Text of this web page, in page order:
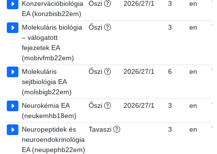
Konzervációbiológia
EA (konzbisb22em)
Őszi 2026/27/1 3 en 7
Molekuláris biológia
– válogatott
fejezetek EA
(mobivfmb22em)
Őszi 3 en 7
Molekuláris
sejtbiológia EA
(molsbigb22em)
Őszi 2026/27/1 6 en 7
Neurokémia EA
(neukemhb18em)
Őszi 2026/27/1 3 en 7
Neuropeptidek és
neuroendokrinológia
EA (neupephb22em)
Tavaszi 3 en 7